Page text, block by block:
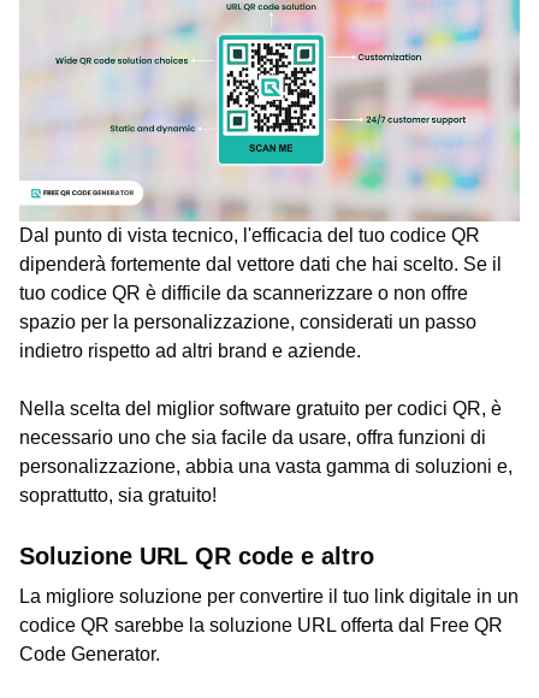
Dal punto di vista tecnico, l'efficacia del tuo codice QR
dipenderà fortemente dal vettore dati che hai scelto. Se il
tuo codice QR è difficile da scannerizzare o non offre
spazio per la personalizzazione, considerati un passo
indietro rispetto ad altri brand e aziende.
Nella scelta del miglior software gratuito per codici QR, è
necessario uno che sia facile da usare, offra funzioni di
personalizzazione, abbia una vasta gamma di soluzioni e,
soprattutto, sia gratuito!
Soluzione URL QR code e altro
La migliore soluzione per convertire il tuo link digitale in un
codice QR sarebbe la soluzione URL offerta dal Free QR
Code Generator.